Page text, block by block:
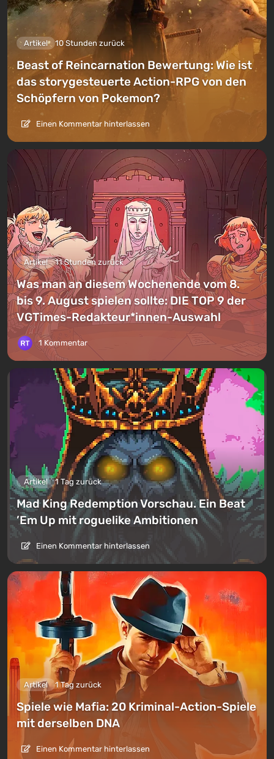
Artikel 10 Stunden zurück
Beast of Reincarnation Bewertung: Wie ist
das storygesteuerte Action-RPG von den
Schöpfern von Pokemon?
Einen Kommentar hinterlassen
Artikel 11 Stunden zurück
Was man an diesem Wochenende vom 8.
bis 9. August spielen sollte: DIE TOP 9 der
VGTimes-Redakteur*innen-Auswahl
1 Kommentar
Artikel 1 Tag zurück
Mad King Redemption Vorschau. Ein Beat
’Em Up mit roguelike Ambitionen
Einen Kommentar hinterlassen
Artikel 1 Tag zurück
Spiele wie Mafia: 20 Kriminal-Action-Spiele
mit derselben DNA
Einen Kommentar hinterlassen